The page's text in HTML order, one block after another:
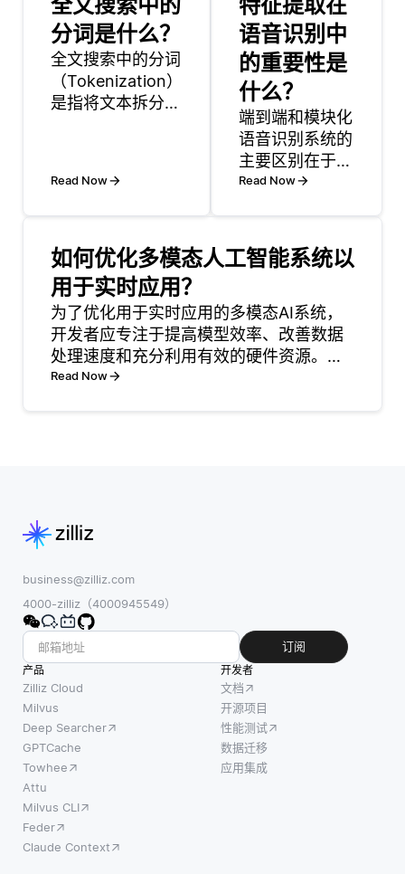
全文搜索中的
分词是什么？
全文搜索中的分词
（Tokenization）
是指将文本拆分成
这些词元本质上是
搜索引擎用于索引
单个单词或术语。
当用户进行搜索
时，搜索系统会在
索引的文档中查找
这些词元以找到匹
Read Now
特征提取在
语音识别中
的重要性是
什么？
端到端和模块化
语音识别系统的
主要区别在于其
体系结构和处理
转换为文本的整
个过程，使其成
型。这意味着它
需要原始音频输
入并直接生成文
Read Now
如何优化多模态人工智能系统以
用于实时应用？
为了优化用于实时应用的多模态AI系统，
开发者应专注于提高模型效率、改善数据
处理速度和充分利用有效的硬件资源。这
可以通过模型压缩技术实现，例如剪枝或
Read Now
business@zilliz.com
4000-zilliz（4000945549）
订阅
产品
Zilliz Cloud
Milvus
Deep Searcher
GPTCache
Towhee
Attu
Milvus CLI
Feder
Claude Context
开发者
文档
开源项目
性能测试
数据迁移
应用集成